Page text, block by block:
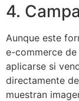
4.
Aunque este
e-commerce
aplicarse si
directamente
muestran